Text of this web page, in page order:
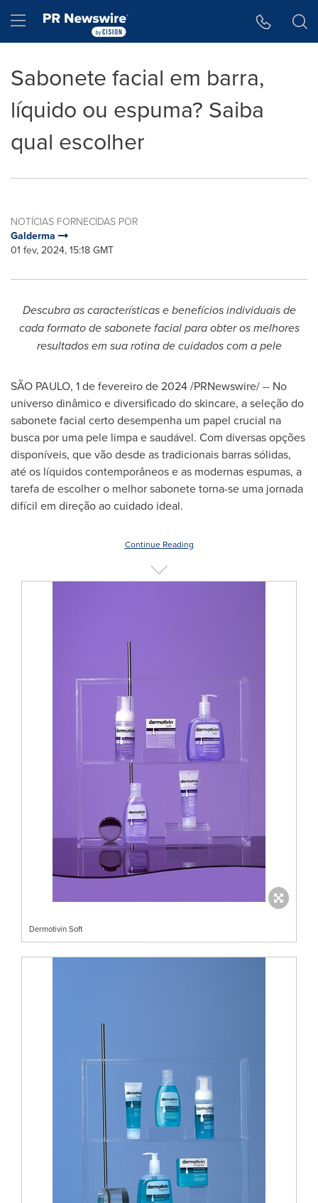
Hamburger menu
Sabonete facial em barra,
líquido ou espuma? Saiba
qual escolher
NOTÍCIAS FORNECIDAS POR
Galderma
01 fev, 2024, 15:18 GMT
Descubra as características e benefícios individuais de
cada formato de sabonete facial para obter os melhores
resultados em sua rotina de cuidados com a pele
SÃO PAULO, 1 de fevereiro de 2024/PRNewswire/ -- No
universo dinâmico e diversificado do skincare, a seleção do
sabonete facial certo desempenha um papel crucial na
busca por uma pele limpa e saudável. Com diversas opções
disponíveis, que vão desde as tradicionais barras sólidas,
até os líquidos contemporâneos e as modernas espumas, a
tarefa de escolher o melhor sabonete torna-se uma jornada
difícil em direção ao cuidado ideal.
Continue Reading
Dermotivin Soft